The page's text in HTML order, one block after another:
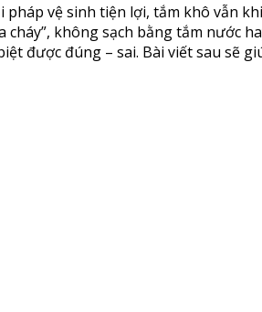
pháp vệ sinh tiện lợi, tắm khô vẫn
cháy”, không sạch bằng tắm nước
được đúng – sai. Bài viết sau sẽ